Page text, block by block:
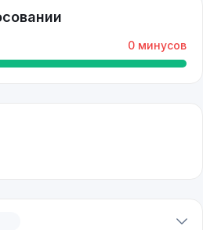
0 минусов